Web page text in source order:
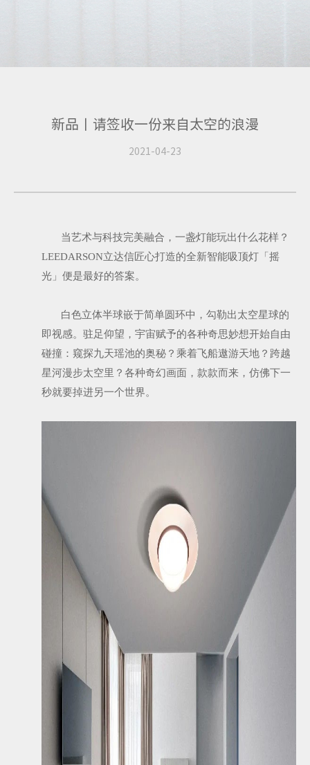
新品丨请签收一份来自太空的浪漫
2021-04-23
当艺术与科技完美融合，一盏灯能玩出什么花样？
LEEDARSON立达信匠心打造的全新智能吸顶灯「摇
光」便是最好的答案。
白色立体半球嵌于简单圆环中，勾勒出太空星球的
即视感。驻足仰望，宇宙赋予的各种奇思妙想开始自由
碰撞：窥探九天瑶池的奥秘？乘着飞船遨游天地？跨越
星河漫步太空里？各种奇幻画面，款款而来，仿佛下一
秒就要掉进另一个世界。